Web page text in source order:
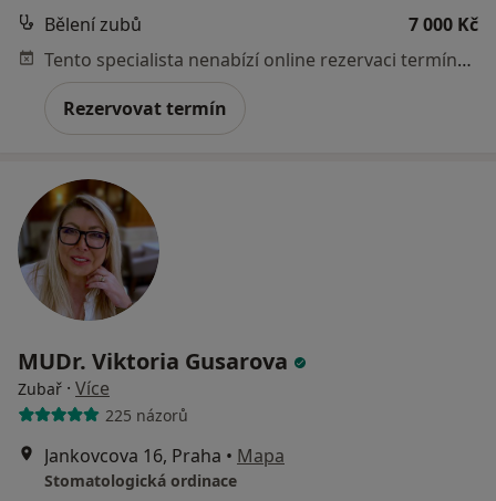
Bělení zubů
7 000 Kč
Tento specialista nenabízí online rezervaci termínu na této adrese.
Rezervovat termín
MUDr. Viktoria Gusarova
Zubař · Více
225 názorů
Jankovcova 16, Praha • Mapa
Stomatologická ordinace